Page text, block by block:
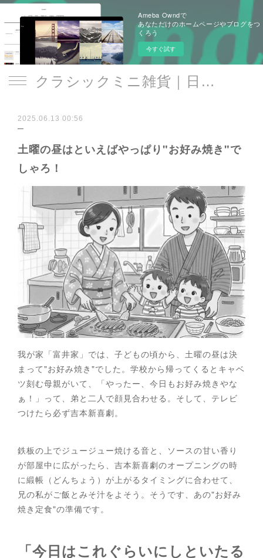
Ameba Owndで
あなただけのホームページやブログをつ
くろう
今すぐ試す
クラシックミニ雑貨｜日遊品 トミー1号2号
2025.06.13 00:56
土曜の昼はといえばやっぱり"お好み焼き"で
しゃろ！
我が家「富井家」では、子どもの頃から、土曜の昼は決
まって"お好み焼き"でした。学校から帰ってくるとキャベ
ツ刻む母親がいて、「やったー、今日もお好み焼きやな
ぁ！」って、弟と二人で顔見合わせる。そして、テレビ
つけたら必ず吉本新喜劇。
鉄板の上でジュージュー焼ける音と、ソースの甘い香り
が部屋中に広がったら、吉本新喜劇のオープニングの時
に緞帳（どんちょう）が上がるタイミングに合わせて、
兄の私がご飯とみそ汁をよそう。そうです、あの"お好み
焼き定食"の準備です。
「今日はこれぐらいにしといたる